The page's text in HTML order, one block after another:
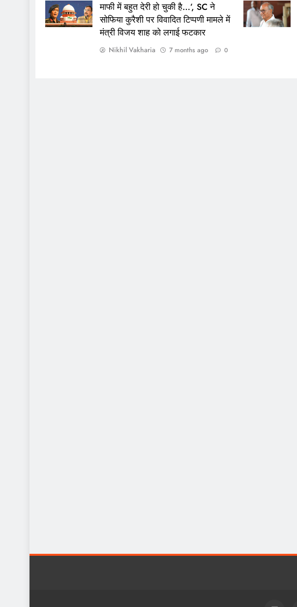
माफी में बहुत देरी हो चुकी है…’, SC ने
सोफिया कुरैशी पर विवादित टिप्पणी मामले में
मंत्री विजय शाह को लगाई फटकार
Nikhil Vakharia 7 months ago 0